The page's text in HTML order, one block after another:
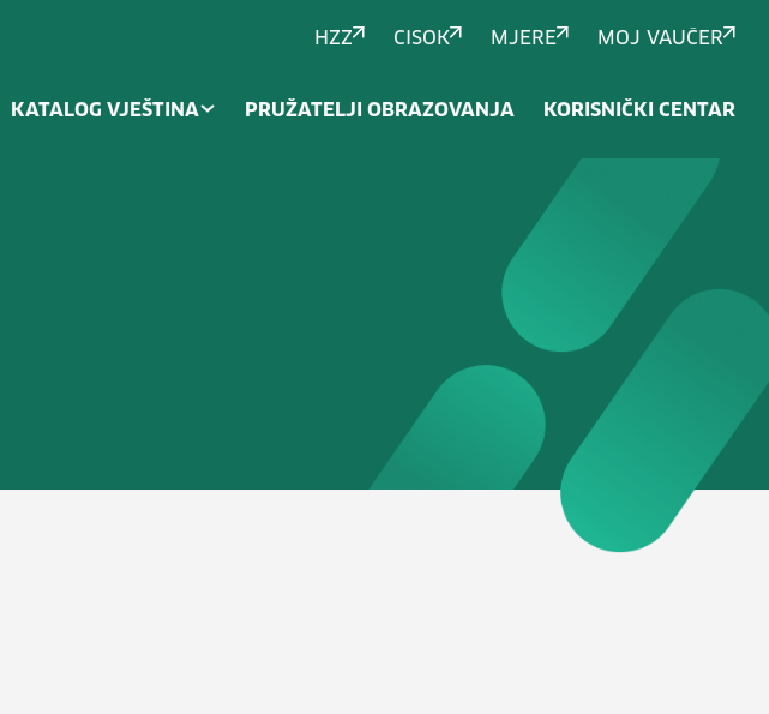
HZZ CISOK MJERE MOJ VAUČER
KATALOG VJEŠTINA PRUŽATELJI OBRAZOVANJA KORISNIČKI CENTAR